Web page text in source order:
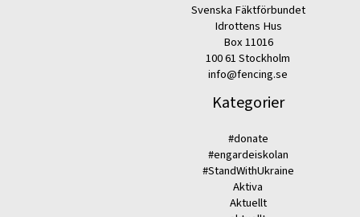
Svenska Fäktförbundet
Idrottens Hus
Box 11016
100 61 Stockholm
info@fencing.se
Kategorier
#donate
#engardeiskolan
#StandWithUkraine
Aktiva
Aktuellt